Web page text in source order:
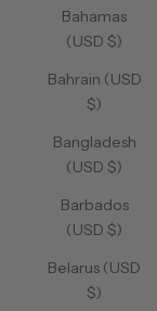
Bahamas
(USD $)
Bahrain (USD
$)
Bangladesh
(USD $)
Barbados
(USD $)
Belarus (USD
$)